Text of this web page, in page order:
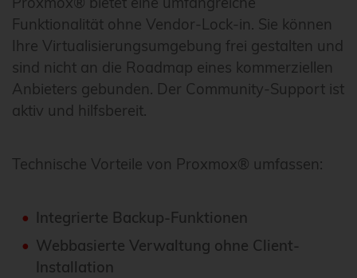
Funktionalität ohne Vendor-Lock-in. Sie können
Ihre Virtualisierungsumgebung frei gestalten und
sind nicht an die Roadmap eines kommerziellen
Anbieters gebunden. Der Community-Support ist
aktiv und hilfsbereit.
Technische Vorteile von Proxmox® umfassen:
Integrierte Backup-Funktionen
Webbasierte Verwaltung ohne Client-
Installation